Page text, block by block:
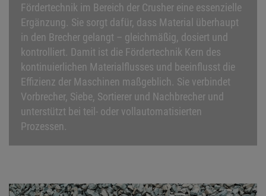
Fördertechnik im Bereich der Crusher eine essenzielle
Ergänzung. Sie sorgt dafür, dass Material überhaupt
in den Brecher gelangt – gleichmäßig, dosiert und
kontrolliert. Damit ist die Fördertechnik Kern des
kontinuierlichen Materialflusses und beeinflusst die
Effizienz der Maschinen maßgeblich. Sie verbindet
Vorbrecher, Siebe, Sortierer und Nachbrecher und
unterstützt bei teil- oder vollautomatisierten
Prozessen.